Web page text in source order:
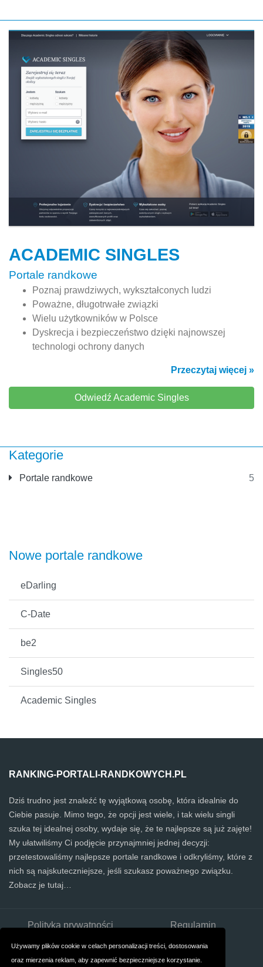
Używamy plików cookie w celach personalizacji treści, dostosowania
oraz mierzenia reklam, aby zapewnić bezpieczniejsze korzystanie.
Kategorie
Portale randkowe 5
Nowe portale randkowe
eDarling
C-Date
be2
Singles50
Academic Singles
ACADEMIC SINGLES
Portale randkowe
Poznaj prawdziwych, wykształconych ludzi
Poważne, długotrwałe związki
Wielu użytkowników w Polsce
Dyskrecja i bezpieczeństwo dzięki najnowszej
technologi ochrony danych
Przeczytaj więcej »
Odwiedź Academic Singles
RANKING-PORTALI-RANDKOWYCH.PL
Dziś trudno jest znaleźć tę wyjątkową osobę, która idealnie do
Ciebie pasuje. Mimo tego, że opcji jest wiele, i tak wielu singli
szuka tej idealnej osoby, wydaje się, że te najlepsze są już zajęte!
My ułatwiliśmy Ci podjęcie przynajmniej jednej decyzji:
przetestowaliśmy najlepsze portale randkowe i odkryliśmy, które z
nich są najskuteczniejsze, jeśli szukasz poważnego związku.
Zobacz je tutaj…
Polityka prywatności Regulamin
Oficjalne informacje